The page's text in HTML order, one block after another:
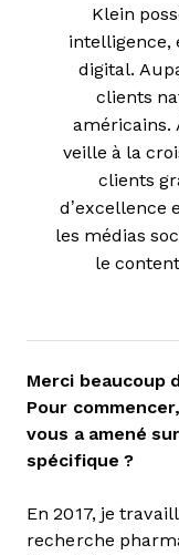
Klein
intelligence,
digital.
clients
américains.
veille à la
clients
d’excellence
les médias
le
Merci beaucoup
Pour
vous a amené
spécifique ?
En 2017, je
recherche